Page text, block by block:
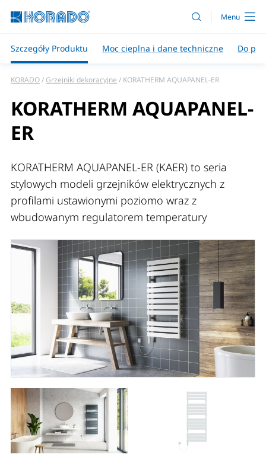
Szczegóły Produktu Moc cieplna i dane techniczne Do
KORADO Grzejniki dekoracyjne KORATHERM AQUAPANEL-ER
KORATHERM AQUAPANEL-
ER
KORATHERM AQUAPANEL-ER (KAER) to seria
stylowych modeli grzejników elektrycznych z
profilami ustawionymi poziomo wraz z
wbudowanym regulatorem temperatury